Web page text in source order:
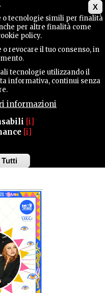
X
o tecnologie simili per finalità
per altre finalità come
policy.
revocare il tuo consenso, in
tecnologie utilizzando il
informativa, continui senza
informazioni
[i]
[i]
Withdraw